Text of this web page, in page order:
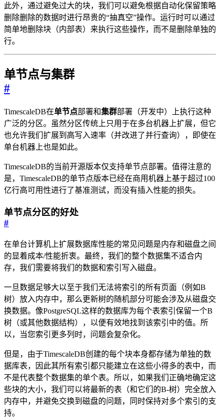
此外，通过避免过大的块，我们可以避免根据自动化保留策略
删除删除的数据时进行昂贵的“抽真空”操作。运行时可以通过
简单地删除块（内部表）来执行这些操作，而不是删除单独的
行。
单节点与集群
#
TimescaleDB在单节点部署和集群部署（开发中）上执行这种
广泛的分区。虽然分区传统上只用于在多台机器上扩展，但它
也允许我们扩展到高写入速率（并改进了并行查询），即使在
单台机器上也是如此。
TimescaleDB的当前开源版本仅支持单节点部署。值得注意的
是，TimescaleDB的单节点版本已经在商用机器上基于超过100
亿行高可用性进行了基准测试，而没有插入性能的损失。
单节点分区的好处
#
在单台计算机上扩展数据库性能的常见问题是内存和磁盘之间
的显着成本/性能折衷。最终，我们的整个数据集不适合内
存，我们需要将我们的数据和索引写入磁盘。
一旦数据足够大以至于我们无法将索引的所有页面（例如B
树）放入内存中，那么更新树的随机部分可能会涉及从磁盘交
换数据。像PostgreSQL这样的数据库为每个表索引保留一个B
树（或其他数据结构），以便有效地找到该索引中的值。所
以，当您索引更多列时，问题会复杂化。
但是，由于TimescaleDB创建的每个块本身都存储为单独的数
据库表，因此其所有索引都只能建立在这些小得多的表中，而
不是代表整个数据集的单个表。所以，如果我们正确地确定这
些块的大小，我们可以将最新的表（和它们的B-树）完全放入
内存中，并避免交换到磁盘的问题，同时保持对多个索引的支
持。